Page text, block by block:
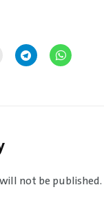
not be published.